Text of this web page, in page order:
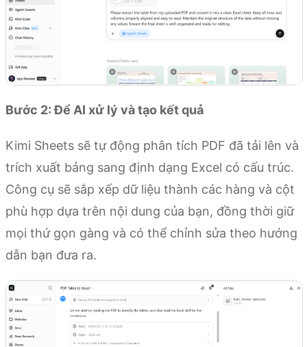
Bước 2: Để AI xử lý và tạo kết quả
Kimi Sheets sẽ tự động phân tích PDF đã tải lên và
trích xuất bảng sang định dạng Excel có cấu trúc.
Công cụ sẽ sắp xếp dữ liệu thành các hàng và cột
phù hợp dựa trên nội dung của bạn, đồng thời giữ
mọi thứ gọn gàng và có thể chỉnh sửa theo hướng
dẫn bạn đưa ra.